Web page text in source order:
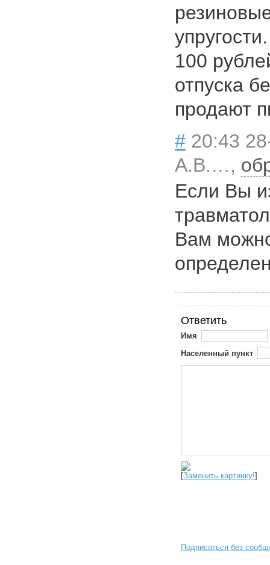
100
отпуска
продают
# 20:43
А.В.…,
Если Вы
Вам
Ответить
Имя
Населенный пункт
[Заменить картинку!]
Подписаться без